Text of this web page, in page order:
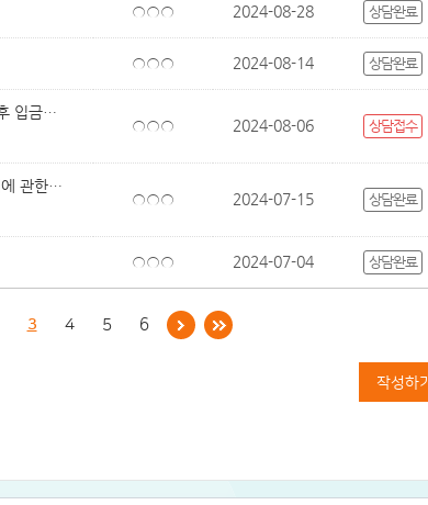
○○○ 2024-08-28 상담완료
○○○ 2024-08-14 상담완료
온라인 보수교육 이수 후 입금되는 교육..
○○○ 2024-08-06 상담접수
현장학습비 부모참여비에 관한 질문
○○○ 2024-07-15 상담완료
○○○ 2024-07-04 상담완료
3 4 5 6
작성하기